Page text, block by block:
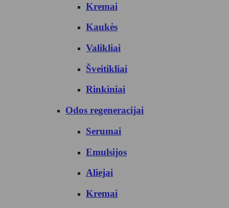
Kremai
Kaukės
Valikliai
Šveitikliai
Rinkiniai
Odos regeneracijai
Serumai
Emulsijos
Aliejai
Kremai